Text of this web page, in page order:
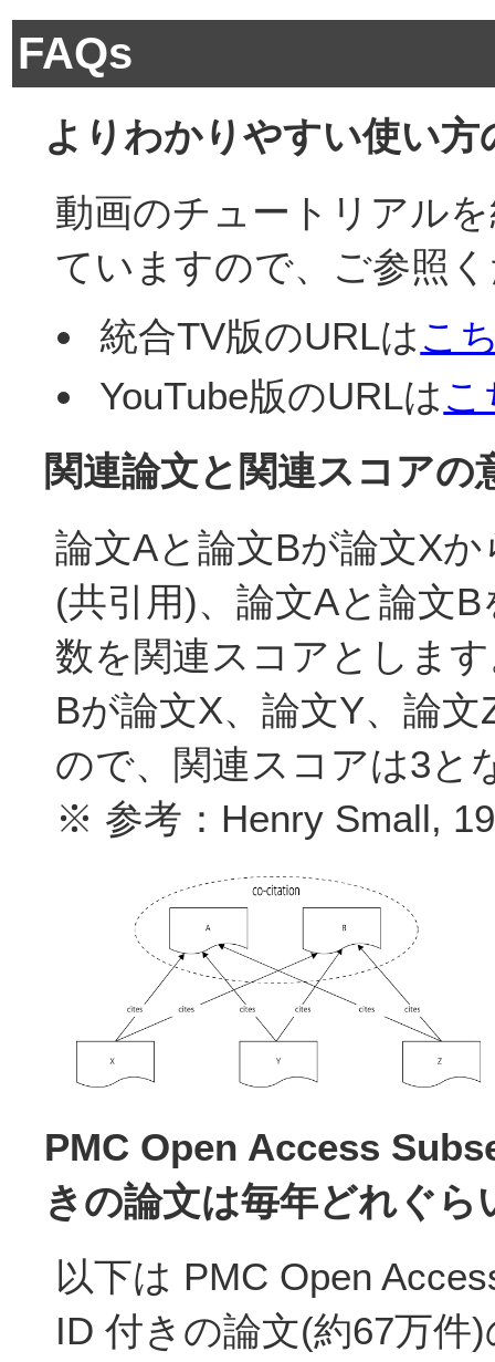
FAQs
よりわかりやすい使い
動画のチュートリアル
ていますので、ご参照
統合TV版のURLは こ
YouTube版のURLは こ
関連論文と関連スコアの
論文Aと論文Bが論文X
(共引用)、論文Aと論文
数を関連スコアとしま
Bが論文X、論文Y、論
ので、関連スコアは3と
※ 参考：Henry Small,
PMC Open Access
きの論文は毎年どれぐ
以下は PMC Open
ID 付きの論文(約67万件